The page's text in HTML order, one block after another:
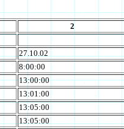
2
27.10.02
8:00:00
13:00:00
13:01:00
13:05:00
13:05:00